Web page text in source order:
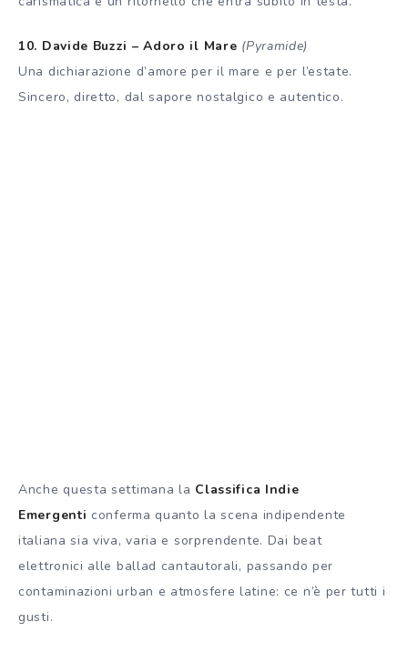
10. Davide Buzzi – Adoro il Mare (Pyramide)
Una dichiarazione d’amore per il mare e per l’estate.
Sincero, diretto, dal sapore nostalgico e autentico.
Anche questa settimana la Classifica Indie
Emergenti conferma quanto la scena indipendente
italiana sia viva, varia e sorprendente. Dai beat
elettronici alle ballad cantautorali, passando per
contaminazioni urban e atmosfere latine: ce n’è per tutti i
gusti.